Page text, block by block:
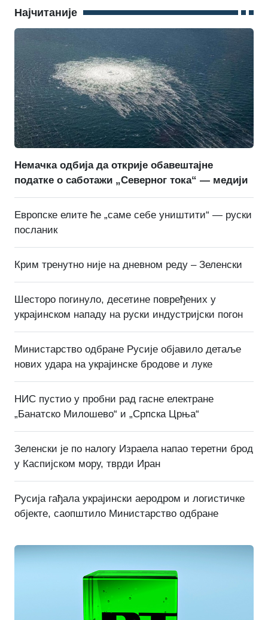
Најчитаније
Немачка одбија да открије обавештајне
податке о саботажи „Северног тока“ — медији
Европске елите ће „саме себе уништити“ — руски
посланик
Крим тренутно није на дневном реду – Зеленски
Шесторо погинуло, десетине повређених у
украјинском нападу на руски индустријски погон
Министарство одбране Русије објавило детаље
нових удара на украјинске бродове и луке
НИС пустио у пробни рад гасне електране
„Банатско Милошево“ и „Српска Црња“
Зеленски је по налогу Израела напао теретни брод
у Каспијском мору, тврди Иран
Русија гађала украјински аеродром и логистичке
објекте, саопштило Министарство одбране